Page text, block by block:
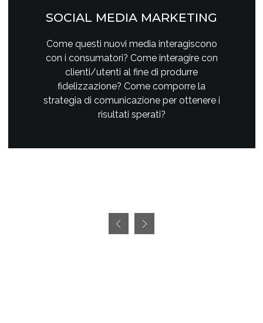
SOCIAL MEDIA MARKETING
Come questi nuovi media interagiscono
con i consumatori? Come interagire con
clienti/utenti al fine di produrre
fidelizzazione? Come comporre la
strategia di comunicazione per ottenere i
risultati sperati?